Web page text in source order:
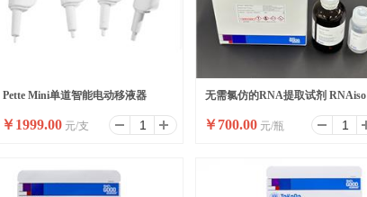
Pette Mini单道智能电动移液器
￥1999.00 元/支
无需氯仿的RNA提取试剂 RNAiso
Easy
￥700.00 元/瓶